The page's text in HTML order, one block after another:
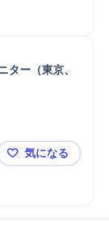
ター（東京、
【経験者/ス
気になる